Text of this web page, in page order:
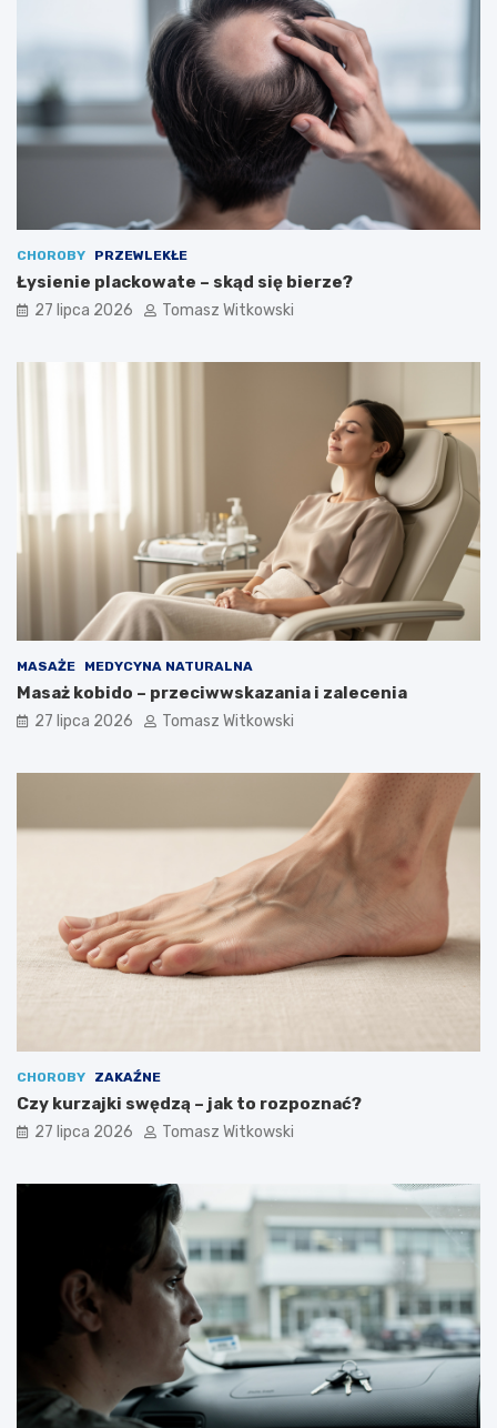
CHOROBY PRZEWLEKŁE
Łysienie plackowate – skąd się bierze?
27 lipca 2026 Tomasz Witkowski
MASAŻE MEDYCYNA NATURALNA
Masaż kobido – przeciwwskazania i zalecenia
27 lipca 2026 Tomasz Witkowski
CHOROBY ZAKAŹNE
Czy kurzajki swędzą – jak to rozpoznać?
27 lipca 2026 Tomasz Witkowski